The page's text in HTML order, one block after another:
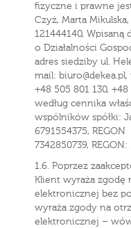
fizyczne i prawne
Czyż, Marta
121444140,
o Działalności
adres siedziby ul.
mail:
+48 505 801 130,
według cennika
wspólników spółki:
6791554375,
7342850739, REGON:
1.6. Poprzez
Klient wyraża
elektronicznej bez
wyraża zgody na
elektronicznej –